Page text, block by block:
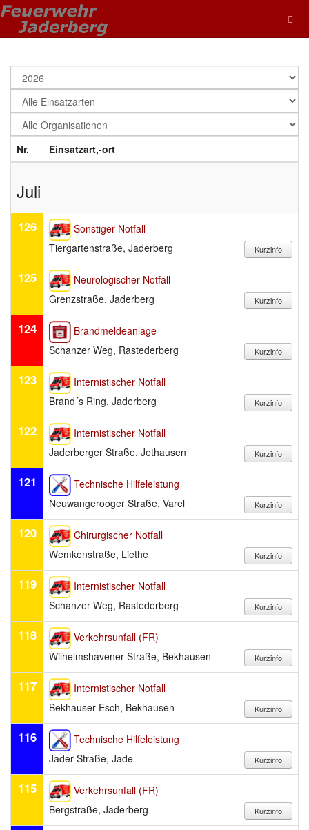
Nr. Einsatzart,-ort
Juli
126
Sonstiger Notfall
Tiergartenstraße, Jaderberg
125
Neurologischer Notfall
Grenzstraße, Jaderberg
124
Brandmeldeanlage
Schanzer Weg, Rastederberg
123
Internistischer Notfall
Brand´s Ring, Jaderberg
122
Internistischer Notfall
Jaderberger Straße, Jethausen
121
Technische Hilfeleistung
Neuwangerooger Straße, Varel
120
Chirurgischer Notfall
Wemkenstraße, Liethe
119
Internistischer Notfall
Schanzer Weg, Rastederberg
118
Verkehrsunfall (FR)
Wilhelmshavener Straße, Bekhausen
117
Internistischer Notfall
Bekhauser Esch, Bekhausen
116
Technische Hilfeleistung
Jader Straße, Jade
115
Verkehrsunfall (FR)
Bergstraße, Jaderberg